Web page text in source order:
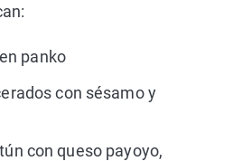
panko
con sésamo y
con queso payoyo,